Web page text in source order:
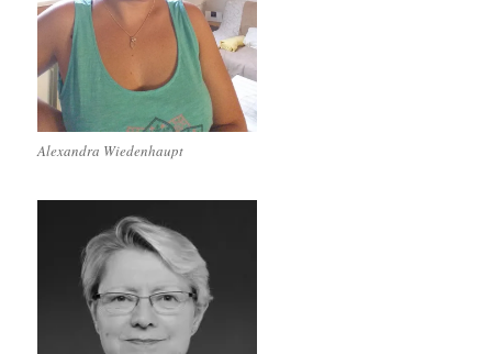
Alexandra Wiedenhaupt